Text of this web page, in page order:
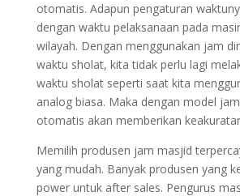
otomatis. Adapun pengaturan
dengan waktu pelaksanaan pada
wilayah. Dengan menggunakan jam
waktu sholat, kita tidak perlu lagi
waktu sholat seperti saat kita
analog biasa. Maka dengan model
otomatis akan memberikan
Memilih produsen jam masjid
yang mudah. Banyak produsen yang
power untuk after sales. Pengurus